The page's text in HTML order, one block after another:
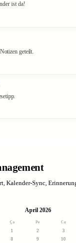
ist da!
geteilt.
Kalender-Sync,
April 2026
Ça Pe Cu
1 2 3
8 9 10